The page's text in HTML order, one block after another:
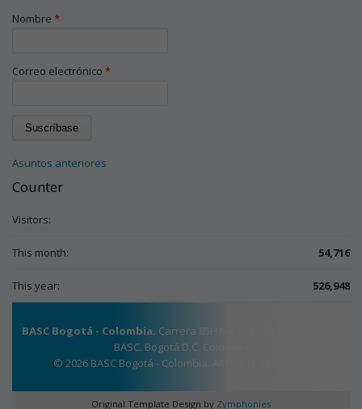
Nombre *
Correo electrónico *
Asuntos anteriores
Counter
Visitors:
This month: 54,716
This year: 526,948
BASC Bogotá - Colombia. Carrera 85H No. 25F - 30 Edificio Torre
BASC. Bogotá D.C. Colombia
© 2026 BASC Bogotá - Colombia. All Rights Reserved.
Original Template Design by Zymphonies